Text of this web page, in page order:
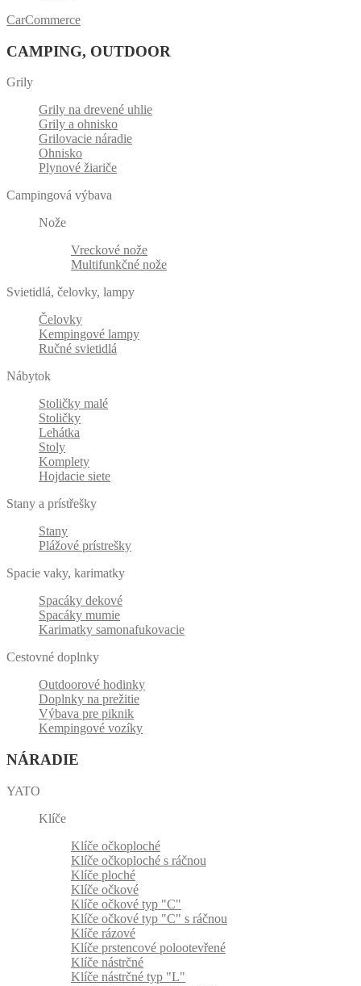
CarCommerce
CAMPING, OUTDOOR
Grily
Grily na drevené uhlie
Grily a ohnisko
Grilovacie náradie
Ohnisko
Plynové žiariče
Campingová výbava
Nože
Vreckové nože
Multifunkčné nože
Svietidlá, čelovky, lampy
Čelovky
Kempingové lampy
Ručné svietidlá
Nábytok
Stoličky malé
Stoličky
Lehátka
Stoly
Komplety
Hojdacie siete
Stany a prístřešky
Stany
Plážové prístrešky
Spacie vaky, karimatky
Spacáky dekové
Spacáky mumie
Karimatky samonafukovacie
Cestovné doplnky
Outdoorové hodinky
Doplnky na prežitie
Výbava pre piknik
Kempingové vozíky
NÁRADIE
YATO
Klíče
Klíče očkoploché
Klíče očkoploché s ráčnou
Klíče ploché
Klíče očkové
Klíče očkové typ "C"
Klíče očkové typ "C" s ráčnou
Klíče rázové
Klíče prstencové polootevřené
Klíče nástrčné
Klíče nástrčné typ "L"